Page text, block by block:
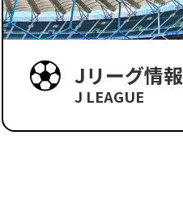
Jリーグ情報
J LEAGUE